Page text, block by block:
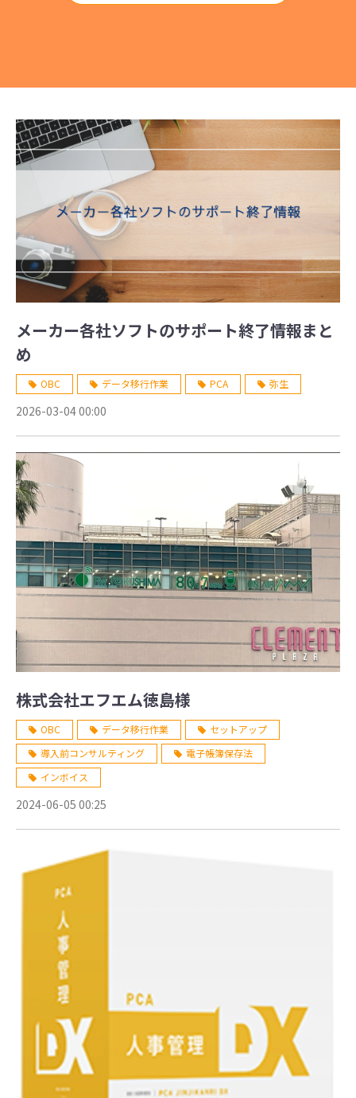
メーカー各社ソフトのサポート終了情報まと
め
OBC データ移行作業 PCA 弥生
2026-03-04 00:00
株式会社エフエム徳島様
OBC データ移行作業
セットアップ
導入前コンサルティング
電子帳簿保存法
インボイス
2024-06-05 00:25